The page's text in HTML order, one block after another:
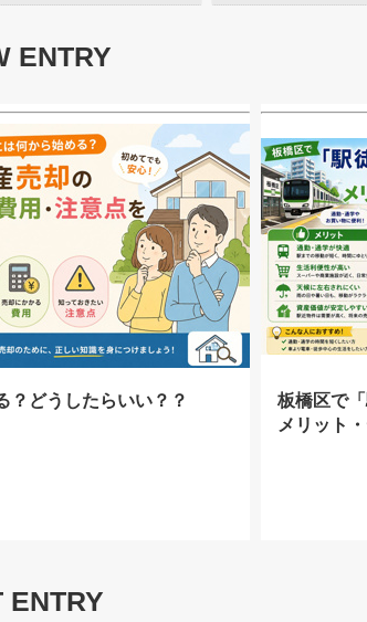
ENTRY
？どうしたらいい？？
板橋区で
メリット
ENTRY